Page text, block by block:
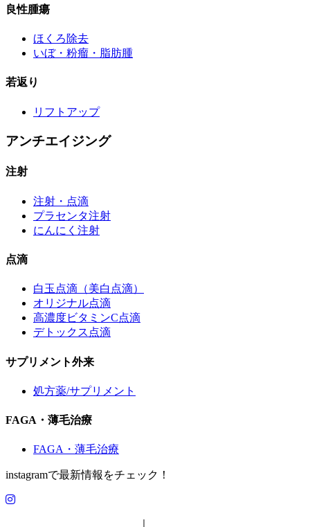
良性腫瘍
ほくろ除去
いぼ・粉瘤・脂肪腫
若返り
リフトアップ
アンチエイジング
注射
注射・点滴
プラセンタ注射
にんにく注射
点滴
白玉点滴（美白点滴）
オリジナル点滴
高濃度ビタミンC点滴
デトックス点滴
サプリメント外来
処方薬/サプリメント
FAGA・薄毛治療
FAGA・薄毛治療
instagramで最新情報をチェック！